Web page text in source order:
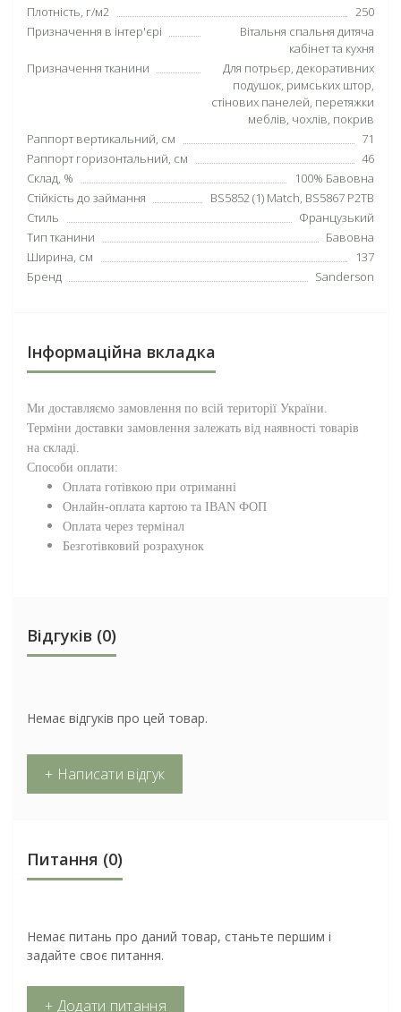
Плотність, г/м2
250
Призначення в інтер'єрі
Вітальня спальня дитяча
кабінет та кухня
Призначення тканини
Для потрьєр, декоративних
подушок, римських штор,
стінових панелей, перетяжки
меблів, чохлів, покрив
Раппорт вертикальний, см
71
Раппорт горизонтальний, см
46
Склад, %
100% Бавовна
Стійкість до займання
BS5852 (1) Match, BS5867 P2TB
Стиль
Французький
Тип тканини
Бавовна
Ширина, см
137
Бренд
Sanderson
Інформаційна вкладка
Ми доставляємо замовлення по всій території України.
Терміни доставки замовлення залежать від наявності товарів
на складі.
Способи оплати:
Оплата готівкою при отриманні
Онлайн-оплата картою та IBAN ФОП
Оплата через термінал
Безготівковий розрахунок
Відгуків (0)
Немає відгуків про цей товар.
+ Написати відгук
Питання (0)
Немає питань про даний товар, станьте першим і
задайте своє питання.
+ Додати питання